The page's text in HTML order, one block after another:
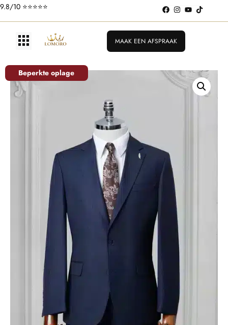
9.8/10 ⭐️⭐️⭐️⭐️⭐️
MAAK EEN AFSPRAAK
Beperkte oplage